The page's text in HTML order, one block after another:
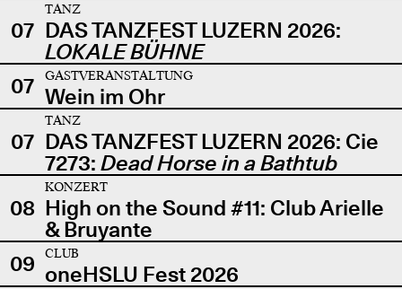
07
TANZ
DAS TANZFEST LUZERN 2026:
LOKALE BÜHNE
07
GASTVERANSTALTUNG
Wein im Ohr
07
TANZ
DAS TANZFEST LUZERN 2026: Cie
7273: Dead Horse in a Bathtub
08
KONZERT
High on the Sound #11: Club Arielle
& Bruyante
09
CLUB
oneHSLU Fest 2026